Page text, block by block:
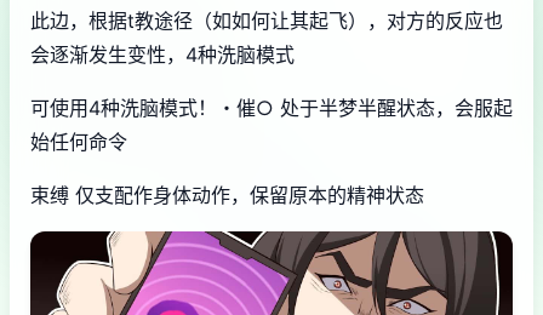
此边，根据t教途径（如如何让其起飞），对方的反应也
会逐渐发生变性，4种洗脑模式
可使用4种洗脑模式！・催○ 处于半梦半醒状态，会服起
始任何命令
束缚 仅支配作身体动作，保留原本的精神状态